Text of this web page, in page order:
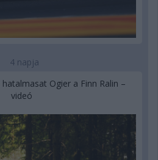
4 napja
Ogier a Finn Ralin –
videó